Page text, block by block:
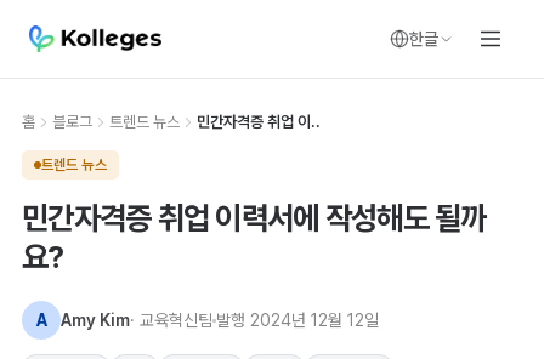
한글
홈 블로그 트렌드 뉴스 민간자격증 취업 이..
트렌드 뉴스
민간자격증 취업 이력서에 작성해도 될까
요?
A Amy Kim· 교육혁신팀 발행 2024년 12월 12일